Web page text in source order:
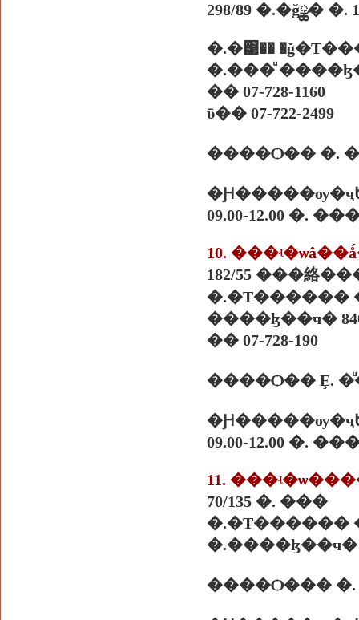
298/89 �.�ǧྪ� �. 1
�.�͹��
�.���ͧ
�� 07-728-1160
ῡ�� 07-722-2499
09.00-12.00 �.
10.
182/55 ���絡
�.�Т������
����ɮ��ҹ�
�� 07-728-190
����Ѻ�� Ȩ.
09.00-12.00 �.
11.
70/135 �. ���
�.�Т������
�.����ɮ��ҹ�
����Ѻ���